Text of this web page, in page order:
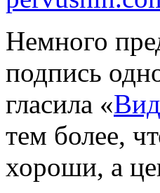
Немного
подпись
гласила «
тем более,
хороши, а